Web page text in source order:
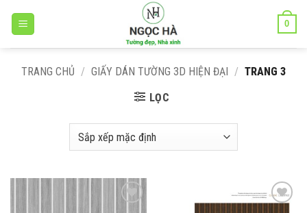
0
TRANG CHỦ / GIẤY DÁN TƯỜNG 3D HIỆN ĐẠI / TRANG 3
LỌC